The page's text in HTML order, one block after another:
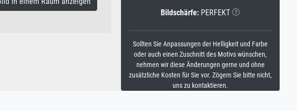
Bildschärfe: PERFEKT
Sollten Sie Anpassungen der Helligkeit und Farbe
oder auch einen Zuschnitt des Motivs wünschen,
nehmen wir diese Änderungen gerne und ohne
zusätzliche Kosten für Sie vor. Zögern Sie bitte nicht,
uns zu kontaktieren.